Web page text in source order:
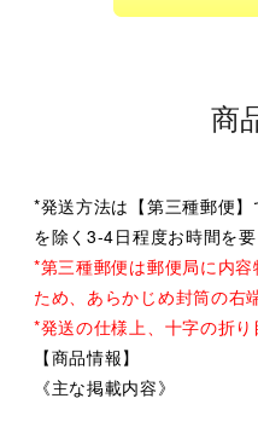
商
*発送方法は【第三種郵便
を除く3-4日程度お時間を要
*第三種郵便は郵便局に内
ため、あらかじめ封筒の右
*発送の仕様上、十字の折り
【商品情報】
《主な掲載内容》